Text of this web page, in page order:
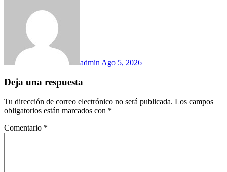
admin Ago 5, 2026
Deja una respuesta
Tu dirección de correo electrónico no será publicada. Los campos
obligatorios están marcados con *
Comentario *